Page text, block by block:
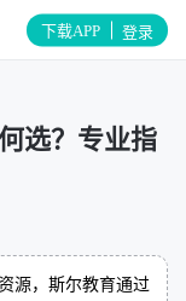
下载APP 登录
选？专业指
源，斯尔教育通过